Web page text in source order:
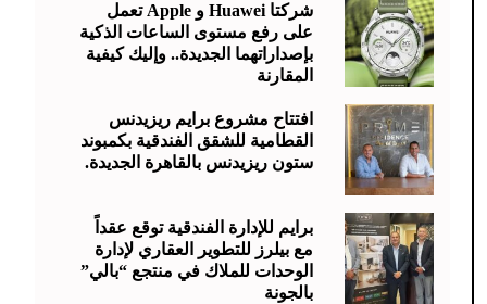
شركتا Huawei و Apple تعمل
على رفع مستوى الساعات الذكية
بإصداراتهما الجديدة.. وإليك كيفية
المقارنة
افتتاح مشروع برايم ريزيدنس
القطامية للشقق الفندقية بكمبوند
ستون ريزيدنس بالقاهرة الجديدة.
برايم للإدارة الفندقية توقع عقداً
مع بيلرز للتطوير العقاري لإدارة
الوحدات للملاك في منتجع “بالي”
بالجونة